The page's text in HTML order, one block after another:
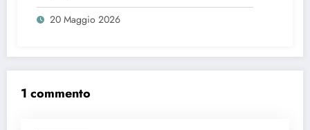
20 Maggio 2026
1 commento